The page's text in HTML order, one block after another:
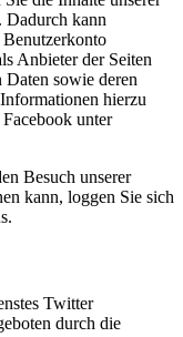
Dadurch kann
Benutzerkonto
Anbieter der Seiten
sowie deren
hierzu
unter
Besuch unserer
kann, loggen Sie sich
Twitter
durch die